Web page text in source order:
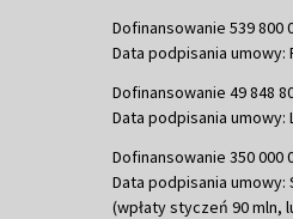
Dofinansowanie 539 800
Data podpisania umowy:
Dofinansowanie 49 848
Data podpisania umowy:
Dofinansowanie 350 000
Data podpisania umowy:
(wpłaty styczeń 90 mln,